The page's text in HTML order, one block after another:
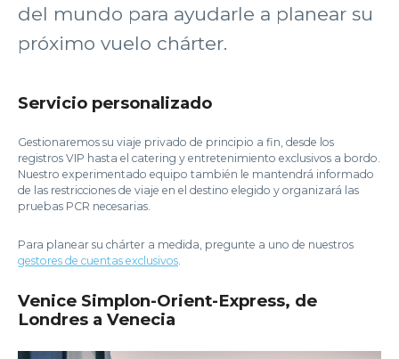
del mundo para ayudarle a planear su
próximo vuelo chárter.
Servicio personalizado
Gestionaremos su viaje privado de principio a fin, desde los
registros VIP hasta el catering y entretenimiento exclusivos a bordo.
Nuestro experimentado equipo también le mantendrá informado
de las restricciones de viaje en el destino elegido y organizará las
pruebas PCR necesarias.
Para planear su chárter a medida, pregunte a uno de nuestros
gestores de cuentas exclusivos.
Venice Simplon-Orient-Express, de
Londres a Venecia